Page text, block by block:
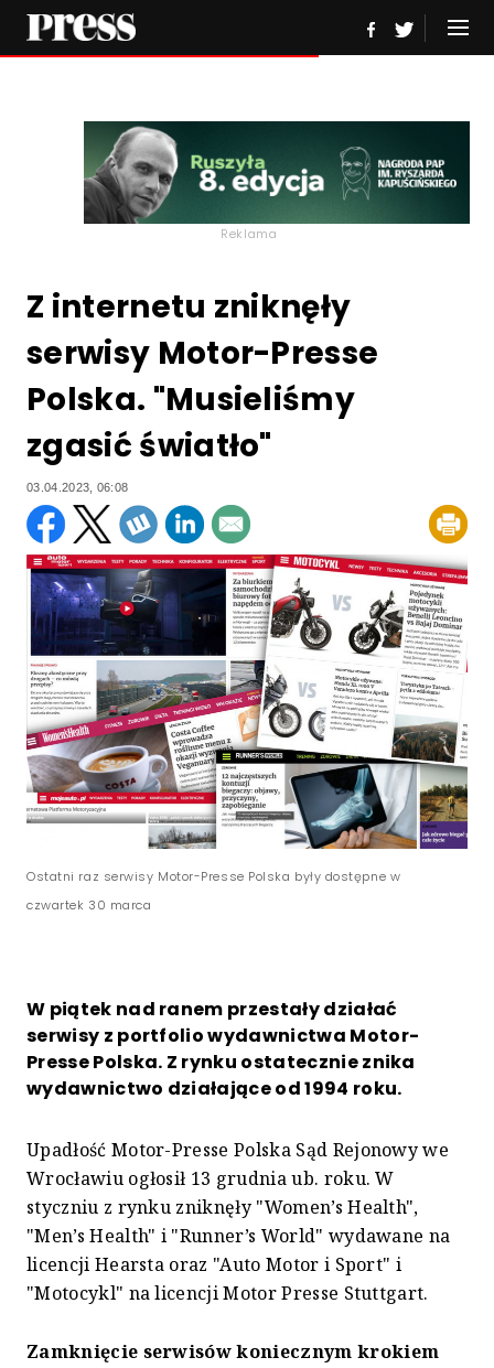
Reklama
Z internetu zniknęły
serwisy Motor-Presse
Polska. "Musieliśmy
zgasić światło"
03.04.2023, 06:08
Ostatni raz serwisy Motor-Presse Polska były dostępne w
czwartek 30 marca
W piątek nad ranem przestały działać
serwisy z portfolio wydawnictwa Motor-
Presse Polska. Z rynku ostatecznie znika
wydawnictwo działające od 1994 roku.
Upadłość Motor-Presse Polska Sąd Rejonowy we
Wrocławiu ogłosił 13 grudnia ub. roku. W
styczniu z rynku zniknęły "Women’s Health",
"Men’s Health" i "Runner’s World" wydawane na
licencji Hearsta oraz "Auto Motor i Sport" i
"Motocykl" na licencji Motor Presse Stuttgart.
Zamknięcie serwisów koniecznym krokiem